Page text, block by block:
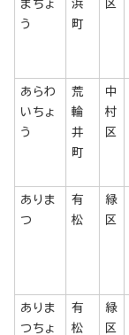
まちょ
う
浜
町
区
あらわ
いちょ
う
荒
輪
井
町
中
村
区
ありま
つ
有
松
緑
区
ありま
つちょ
有
松
緑
区